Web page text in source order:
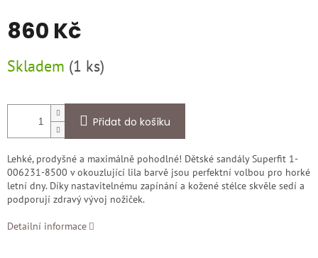
860 Kč
cena:
Skladem (1 ks)
Přidat do košíku
Lehké, prodyšné a maximálně pohodlné! Dětské sandály Superfit 1-
006231-8500 v okouzlující lila barvě jsou perfektní volbou pro horké
letní dny. Díky nastavitelnému zapínání a kožené stélce skvěle sedí a
podporují zdravý vývoj nožiček.
Detailní informace